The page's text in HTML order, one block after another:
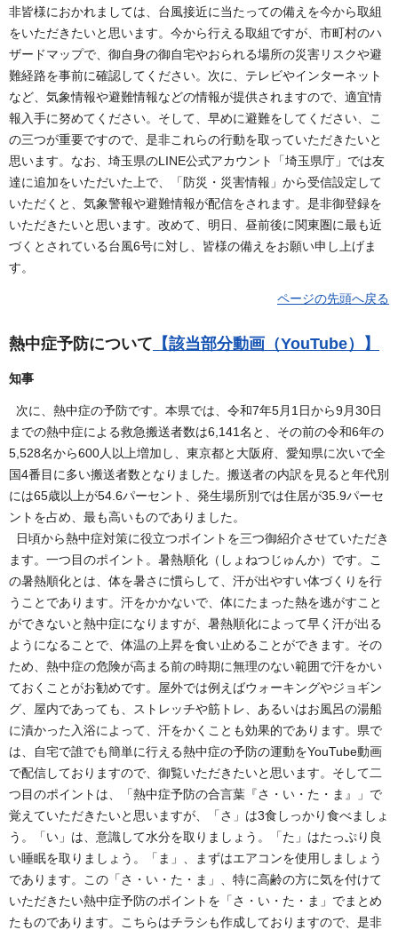
非皆様におかれましては、台風接近に当たっての備えを今から取組
をいただきたいと思います。今から行える取組ですが、市町村のハ
ザードマップで、御自身の御自宅やおられる場所の災害リスクや避
難経路を事前に確認してください。次に、テレビやインターネット
など、気象情報や避難情報などの情報が提供されますので、適宜情
報入手に努めてください。そして、早めに避難をしてください、こ
の三つが重要ですので、是非これらの行動を取っていただきたいと
思います。なお、埼玉県のLINE公式アカウント「埼玉県庁」では友
達に追加をいただいた上で、「防災・災害情報」から受信設定して
いただくと、気象警報や避難情報が配信をされます。是非御登録を
いただきたいと思います。改めて、明日、昼前後に関東圏に最も近
づくとされている台風6号に対し、皆様の備えをお願い申し上げま
す。
ページの先頭へ戻る
熱中症予防について 【該当部分動画（YouTube）】
知事
次に、熱中症の予防です。本県では、令和7年5月1日から9月30日
までの熱中症による救急搬送者数は6,141名と、その前の令和6年の
5,528名から600人以上増加し、東京都と大阪府、愛知県に次いで全
国4番目に多い搬送者数となりました。搬送者の内訳を見ると年代別
には65歳以上が54.6パーセント、発生場所別では住居が35.9パーセ
ントを占め、最も高いものでありました。
日頃から熱中症対策に役立つポイントを三つ御紹介させていただき
ます。一つ目のポイント。暑熱順化（しょねつじゅんか）です。こ
の暑熱順化とは、体を暑さに慣らして、汗が出やすい体づくりを行
うことであります。汗をかかないで、体にたまった熱を逃がすこと
ができないと熱中症になりますが、暑熱順化によって早く汗が出る
ようになることで、体温の上昇を食い止めることができます。その
ため、熱中症の危険が高まる前の時期に無理のない範囲で汗をかい
ておくことがお勧めです。屋外では例えばウォーキングやジョギン
グ、屋内であっても、ストレッチや筋トレ、あるいはお風呂の湯船
に漬かった入浴によって、汗をかくことも効果的であります。県で
は、自宅で誰でも簡単に行える熱中症の予防の運動をYouTube動画
で配信しておりますので、御覧いただきたいと思います。そして二
つ目のポイントは、「熱中症予防の合言葉『さ・い・た・ま』」で
覚えていただきたいと思いますが、「さ」は3食しっかり食べましょ
う。「い」は、意識して水分を取りましょう。「た」はたっぷり良
い睡眠を取りましょう。「ま」、まずはエアコンを使用しましょう
であります。この「さ・い・た・ま」、特に高齢の方に気を付けて
いただきたい熱中症予防のポイントを「さ・い・た・ま」でまとめ
たものであります。こちらはチラシも作成しておりますので、是非